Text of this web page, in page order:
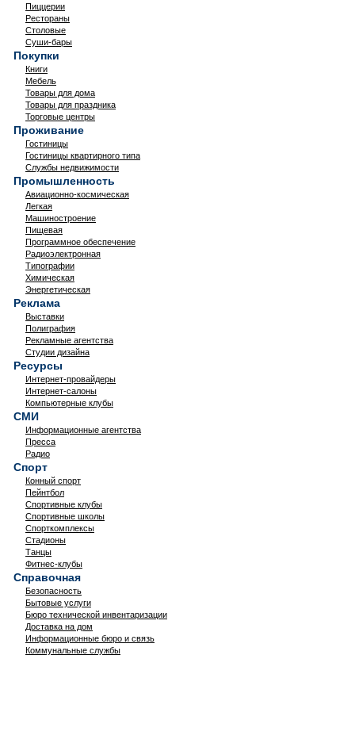
Пиццерии
Рестораны
Столовые
Суши-бары
Покупки
Книги
Мебель
Товары для дома
Товары для праздника
Торговые центры
Проживание
Гостиницы
Гостиницы квартирного типа
Службы недвижимости
Промышленность
Авиационно-космическая
Легкая
Машиностроение
Пищевая
Программное обеспечение
Радиоэлектронная
Типографии
Химическая
Энергетическая
Реклама
Выставки
Полиграфия
Рекламные агентства
Студии дизайна
Ресурсы
Интернет-провайдеры
Интернет-салоны
Компьютерные клубы
СМИ
Информационные агентства
Пресса
Радио
Спорт
Конный спорт
Пейнтбол
Спортивные клубы
Спортивные школы
Спорткомплексы
Стадионы
Танцы
Фитнес-клубы
Справочная
Безопасность
Бытовые услуги
Бюро технической инвентаризации
Доставка на дом
Информационные бюро и связь
Коммунальные службы